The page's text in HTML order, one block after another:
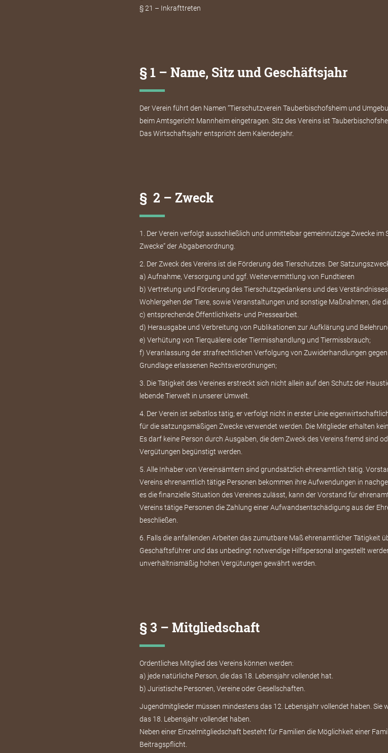
§ 21 – Inkrafttreten
§ 1 – Name, Sitz und Geschäftsjahr
Der Verein führt den Namen “Tierschutzverein Tauberbischofsheim und
beim Amtsgericht Mannheim eingetragen. Sitz des Vereins ist
Das Wirtschaftsjahr entspricht dem Kalenderjahr.
§ 2 – Zweck
1. Der Verein verfolgt ausschließlich und unmittelbar gemeinnützige Zwecke im
Zwecke“ der Abgabenordnung.
2. Der Zweck des Vereins ist die Förderung des Tierschutzes. Der
a) Aufnahme, Versorgung und ggf. Weitervermittlung von Fundtieren
b) Vertretung und Förderung des Tierschutzgedankens und des
Wohlergehen der Tiere, sowie Veranstaltungen und sonstige Maßnahmen, die
c) entsprechende Öffentlichkeits- und Pressearbeit.
d) Herausgabe und Verbreitung von Publikationen zur Aufklärung und
e) Verhütung von Tierquälerei oder Tiermisshandlung und Tiermissbrauch;
f) Veranlassung der strafrechtlichen Verfolgung von Zuwiderhandlungen
Grundlage erlassenen Rechtsverordnungen;
3. Die Tätigkeit des Vereines erstreckt sich nicht allein auf den Schutz der
lebende Tierwelt in unserer Umwelt.
4. Der Verein ist selbstlos tätig; er verfolgt nicht in erster Linie
für die satzungsmäßigen Zwecke verwendet werden. Die Mitglieder erhalten
Es darf keine Person durch Ausgaben, die dem Zweck des Vereins fremd sind
Vergütungen begünstigt werden.
5. Alle Inhaber von Vereinsämtern sind grundsätzlich ehrenamtlich tätig.
Vereins ehrenamtlich tätige Personen bekommen ihre Aufwendungen in
es die finanzielle Situation des Vereines zulässt, kann der Vorstand für
Vereins tätige Personen die Zahlung einer Aufwandsentschädigung aus der
beschließen.
6. Falls die anfallenden Arbeiten das zumutbare Maß ehrenamtlicher Tätigkeit
Geschäftsführer und das unbedingt notwendige Hilfspersonal angestellt
unverhältnismäßig hohen Vergütungen gewährt werden.
§ 3 – Mitgliedschaft
Ordentliches Mitglied des Vereins können werden:
a) jede natürliche Person, die das 18. Lebensjahr vollendet hat.
b) Juristische Personen, Vereine oder Gesellschaften.
Jugendmitglieder müssen mindestens das 12. Lebensjahr vollendet haben. Sie
das 18. Lebensjahr vollendet haben.
Neben einer Einzelmitgliedschaft besteht für Familien die Möglichkeit einer
Beitragspflicht.